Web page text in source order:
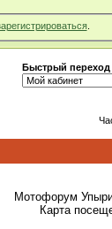
.
Быстрый переход
Мотофорум
Карта